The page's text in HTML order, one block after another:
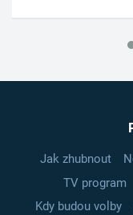
Jak zhubnout
TV program
Kdy budou volby